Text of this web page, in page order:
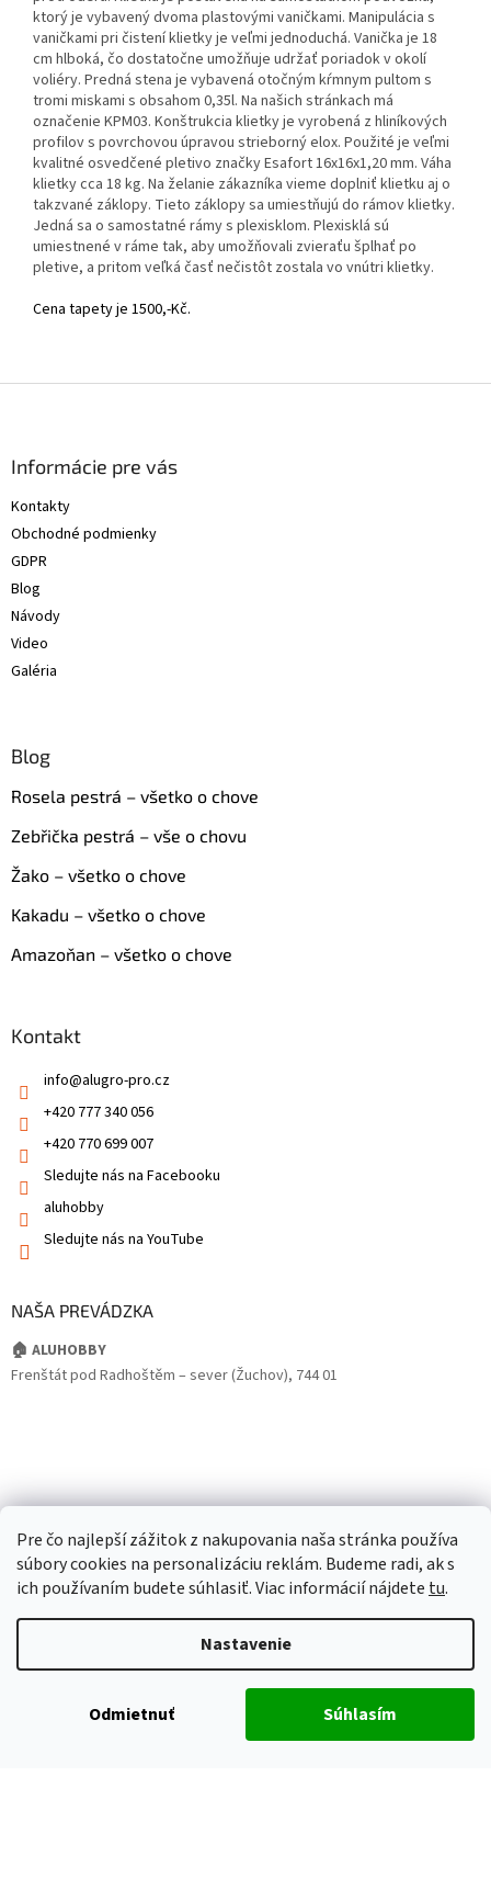
Pre čo najlepší zážitok z nakupovania naša stránka používa
súbory cookies na personalizáciu reklám. Budeme radi, ak s
ich používaním budete súhlasiť. Viac informácií nájdete tu.
Nastavenie
Odmietnuť Súhlasím
ktorý je vybavený dvoma plastovými vaničkami. Manipulácia s
vaničkami pri čistení klietky je veľmi jednoduchá. Vanička je 18
cm hlboká, čo dostatočne umožňuje udržať poriadok v okolí
voliéry. Predná stena je vybavená otočným kŕmnym pultom s
tromi miskami s obsahom 0,35l. Na našich stránkach má
označenie KPM03. Konštrukcia klietky je vyrobená z hliníkových
profilov s povrchovou úpravou strieborný elox. Použité je veľmi
kvalitné osvedčené pletivo značky Esafort 16x16x1,20 mm. Váha
klietky cca 18 kg. Na želanie zákazníka vieme doplniť klietku aj o
takzvané záklopy. Tieto záklopy sa umiestňujú do rámov klietky.
Jedná sa o samostatné rámy s plexisklom. Plexisklá sú
umiestnené v ráme tak, aby umožňovali zvieraťu šplhať po
pletive, a pritom veľká časť nečistôt zostala vo vnútri klietky.
Cena tapety je 1500,-Kč.
Informácie pre vás
Kontakty
Obchodné podmienky
GDPR
Blog
Návody
Video
Galéria
Blog
Rosela pestrá – všetko o chove
Zebřička pestrá – vše o chovu
Žako – všetko o chove
Kakadu – všetko o chove
Amazoňan – všetko o chove
Kontakt
info@alugro-pro.cz
+420 777 340 056
+420 770 699 007
Sledujte nás na Facebooku
aluhobby
Sledujte nás na YouTube
NAŠA PREVÁDZKA
🏠 ALUHOBBY
Frenštát pod Radhoštěm – sever (Žuchov), 744 01